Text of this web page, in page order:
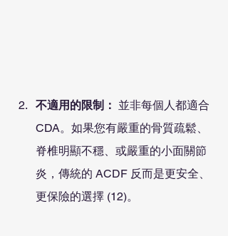
不適用的限制： 並非每個人都適合
CDA。如果您有嚴重的骨質疏鬆、
脊椎明顯不穩、或嚴重的小面關節
炎，傳統的 ACDF 反而是更安全、
更保險的選擇 (12)。